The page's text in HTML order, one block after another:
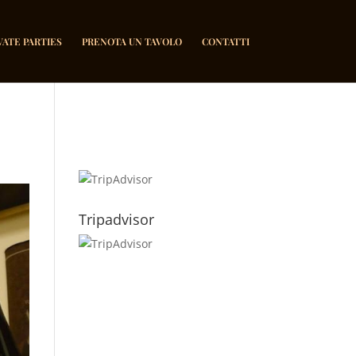
PARTIES PRENOTA UN TAVOLO CONTATTI
Tripadvisor